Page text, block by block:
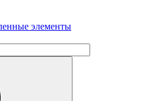
элементы